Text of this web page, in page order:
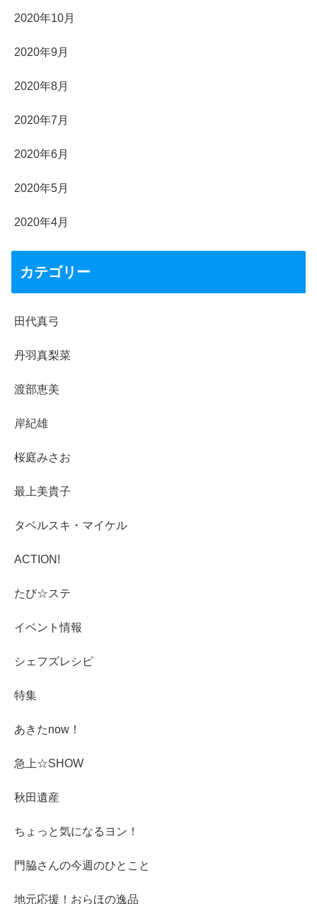
2020年10月
2020年9月
2020年8月
2020年7月
2020年6月
2020年5月
2020年4月
カテゴリー
田代真弓
丹羽真梨菜
渡部恵美
岸紀雄
桜庭みさお
最上美貴子
タベルスキ・マイケル
ACTION!
たび☆ステ
イベント情報
シェフズレシピ
特集
あきたnow！
急上☆SHOW
秋田遺産
ちょっと気になるヨン！
門脇さんの今週のひとこと
地元応援！おらほの逸品